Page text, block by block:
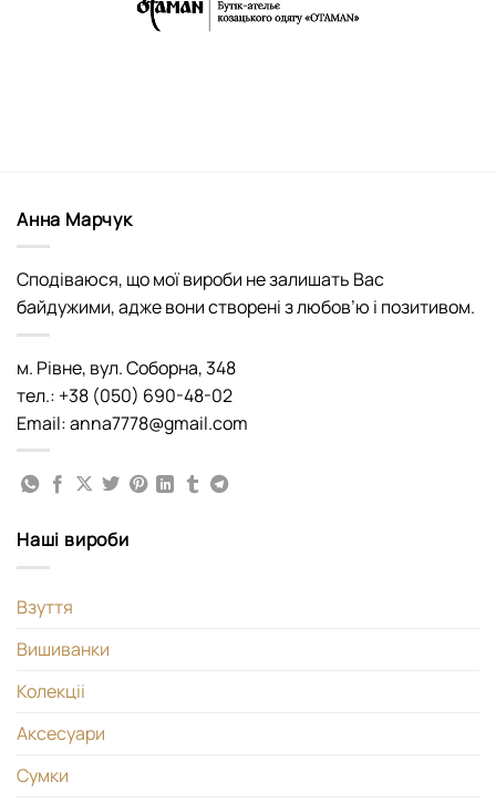
Анна Марчук
Сподіваюся, що мої вироби не залишать Вас
байдужими, адже вони створені з любов’ю і позитивом.
м. Рівне, вул. Соборна, 348
тел.: +38 (050) 690-48-02
Email: anna7778@gmail.com
Наші вироби
Взуття
Вишиванки
Колекціі
Аксесуари
Сумки